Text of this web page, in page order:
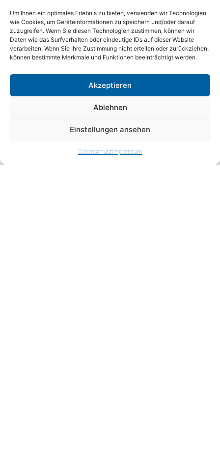
Um Ihnen ein optimales Erlebnis zu bieten, verwenden wir Technologien
wie Cookies, um Geräteinformationen zu speichern und/oder darauf
zuzugreifen. Wenn Sie diesen Technologien zustimmen, können wir
Daten wie das Surfverhalten oder eindeutige IDs auf dieser Website
verarbeiten. Wenn Sie Ihre Zustimmung nicht erteilen oder zurückziehen,
können bestimmte Merkmale und Funktionen beeinträchtigt werden.
Akzeptieren
Ablehnen
Einstellungen ansehen
DatenschutzImpressum
Kontakt: Volker Scherzberg, Tel. 02203
982886
PROJEKTCHOR